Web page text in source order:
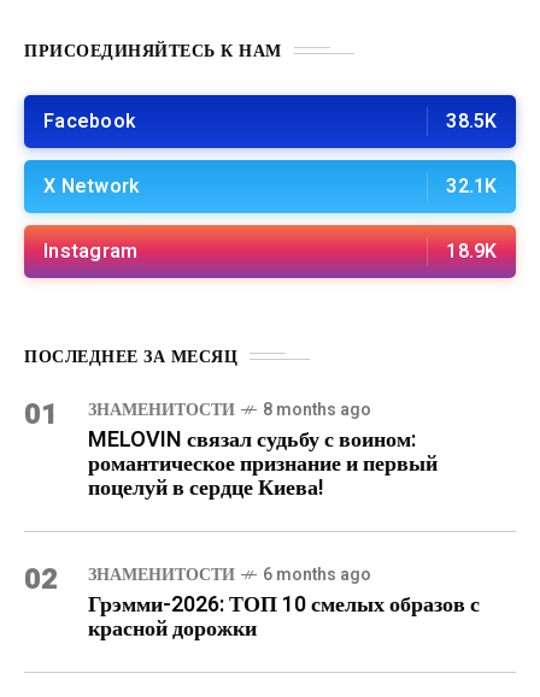
ПРИСОЕДИНЯЙТЕСЬ К НАМ
Facebook 38.5K
X Network 32.1K
Instagram 18.9K
ПОСЛЕДНЕЕ ЗА МЕСЯЦ
01 ЗНАМЕНИТОСТИ 8 months ago
MELOVIN связал судьбу с воином:
романтическое признание и первый
поцелуй в сердце Киева!
02 ЗНАМЕНИТОСТИ 6 months ago
Грэмми-2026: ТОП 10 смелых образов с
красной дорожки